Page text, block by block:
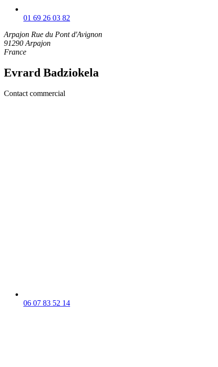
01 69 26 03 82
Arpajon Rue du Pont d'Avignon
91290 Arpajon
France
Evrard Badziokela
Contact commercial
06 07 83 52 14